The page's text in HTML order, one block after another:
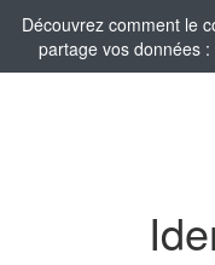
Découvrez comment le
partage vos données :